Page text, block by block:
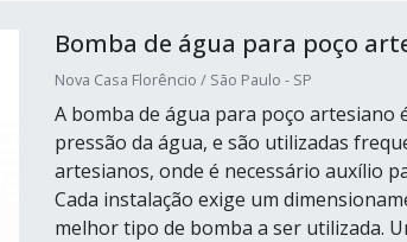
Bomba de água para poço
Nova Casa Florêncio / São Paulo - SP
A bomba de água para poço artesiano
pressão da água, e são utilizadas
artesianos, onde é necessário auxílio
Cada instalação exige um
melhor tipo de bomba a ser utilizada.